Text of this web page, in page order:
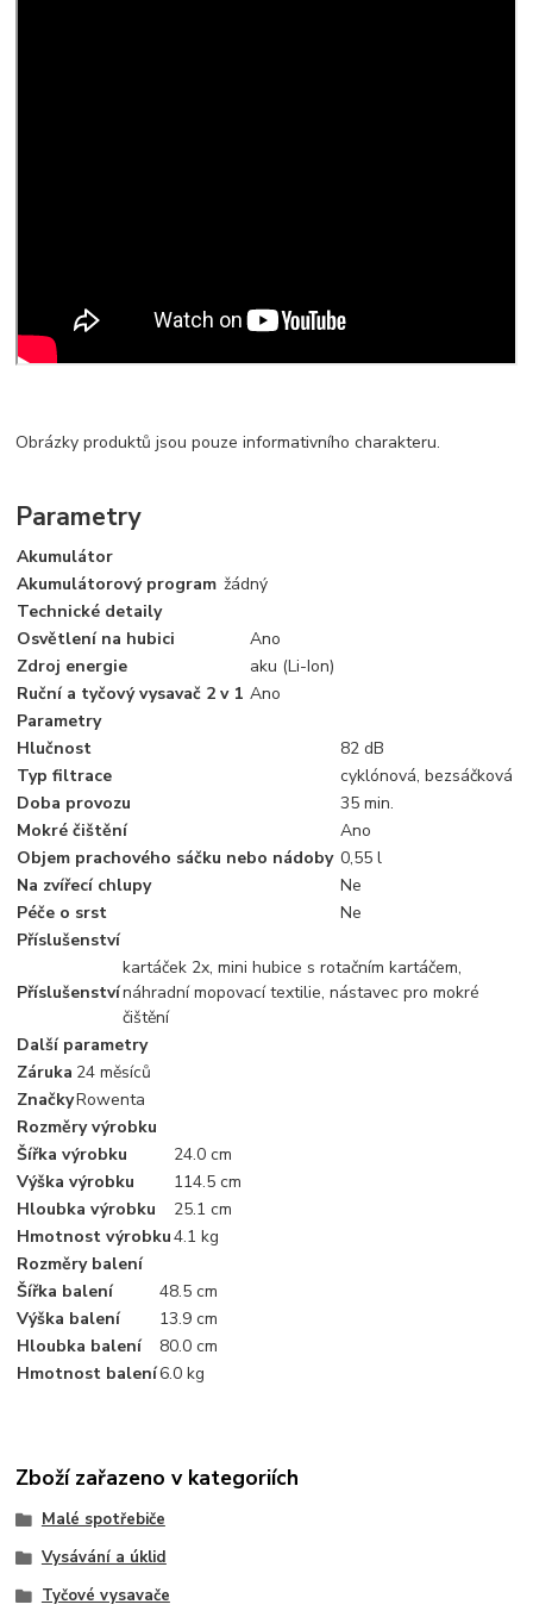
Obrázky produktů jsou pouze informativního charakteru.
Parametry
Akumulátor
Akumulátorový program žádný
Technické detaily
Osvětlení na hubici
Ano
Zdroj energie
aku (Li-Ion)
Ruční a tyčový vysavač 2 v 1 Ano
Parametry
Hlučnost
82 dB
Typ filtrace
cyklónová, bezsáčková
Doba provozu
35 min.
Mokré čištění
Ano
Objem prachového sáčku nebo nádoby 0,55 l
Na zvířecí chlupy
Ne
Péče o srst
Ne
Příslušenství
Příslušenství
kartáček 2x, mini hubice s rotačním kartáčem,
náhradní mopovací textilie, nástavec pro mokré
čištění
Další parametry
Záruka 24 měsíců
ZnačkyRowenta
Rozměry výrobku
Šířka výrobku
24.0 cm
Výška výrobku
114.5 cm
Hloubka výrobku
25.1 cm
Hmotnost výrobku4.1 kg
Rozměry balení
Šířka balení
48.5 cm
Výška balení
13.9 cm
Hloubka balení
80.0 cm
Hmotnost balení6.0 kg
Zboží zařazeno v kategoriích
Malé spotřebiče
Vysávání a úklid
Tyčové vysavače